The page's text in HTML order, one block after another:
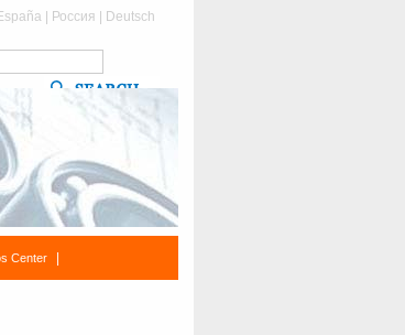
Россия Deutsch
Center